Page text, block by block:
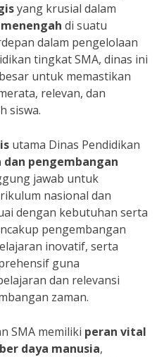
yang krusial dalam
di suatu
dalam pengelolaan
tingkat SMA, dinas ini
untuk memastikan
relevan, dan
siswa.
utama Dinas Pendidikan
dan pengembangan
jawab untuk
nasional dan
dengan kebutuhan serta
pengembangan
inovatif, serta
guna
dan relevansi
zaman.
SMA memiliki peran vital
daya manusia,